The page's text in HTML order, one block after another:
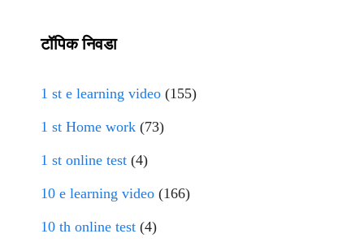
टॉपिक निवडा
1 st e learning video (155)
1 st Home work (73)
1 st online test (4)
10 e learning video (166)
10 th online test (4)